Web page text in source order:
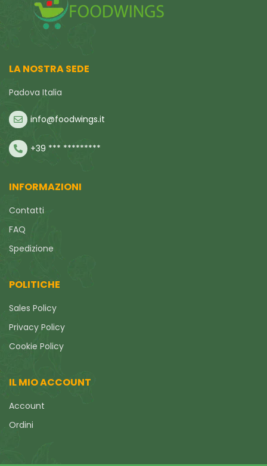
LA NOSTRA SEDE
Padova Italia
info@foodwings.it
+39 *** *********
INFORMAZIONI
Contatti
FAQ
Spedizione
POLITICHE
Sales Policy
Privacy Policy
Cookie Policy
IL MIO ACCOUNT
Account
Ordini